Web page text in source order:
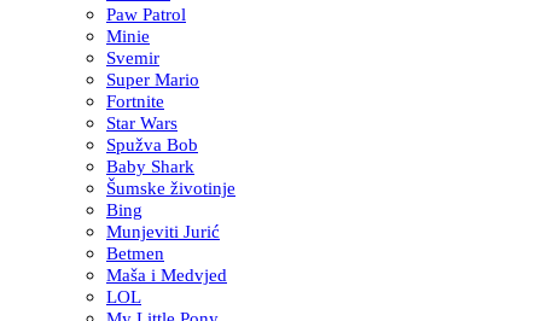
Paw Patrol
Minie
Svemir
Super Mario
Fortnite
Star Wars
Spužva Bob
Baby Shark
Šumske životinje
Bing
Munjeviti Jurić
Betmen
Maša i Medvjed
LOL